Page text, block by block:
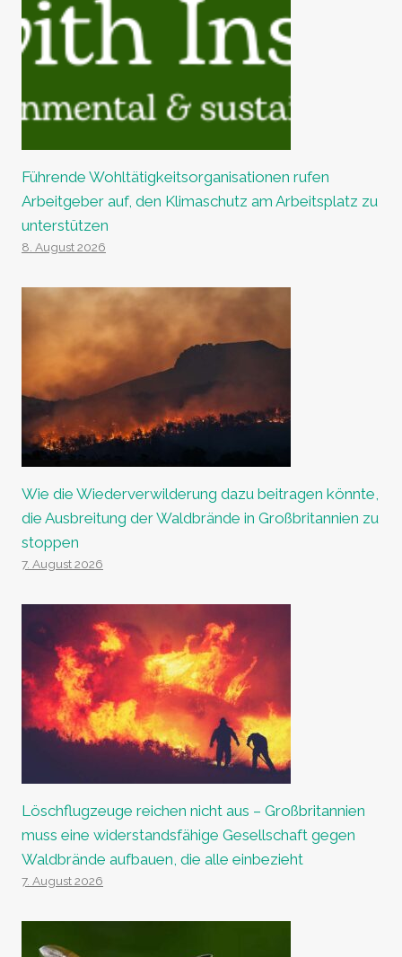
Führende Wohltätigkeitsorganisationen rufen
Arbeitgeber auf, den Klimaschutz am Arbeitsplatz zu
unterstützen
8. August 2026
Wie die Wiederverwilderung dazu beitragen könnte,
die Ausbreitung der Waldbrände in Großbritannien zu
stoppen
7. August 2026
Löschflugzeuge reichen nicht aus – Großbritannien
muss eine widerstandsfähige Gesellschaft gegen
Waldbrände aufbauen, die alle einbezieht
7. August 2026